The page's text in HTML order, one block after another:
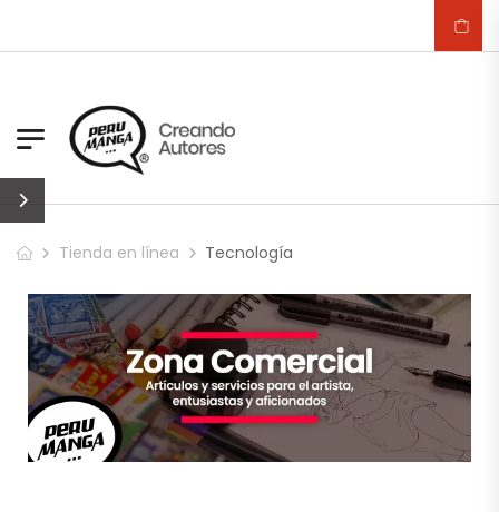
Tienda en línea Tecnología